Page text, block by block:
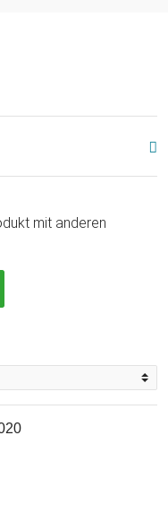
- alles in eins.
Du mit dem Mini
Geschenkchen für die
mit anderen